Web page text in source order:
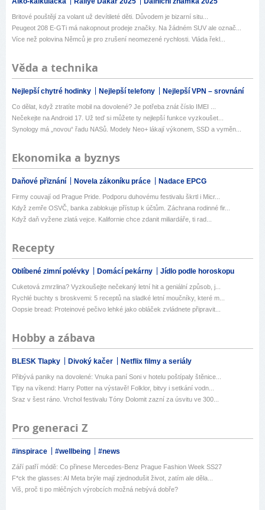
Britové pouštějí za volant už devítileté děti. Důvodem je bizarní situ...
Peugeot 208 E-GTi má nakopnout prodeje značky. Na žádném SUV ale označ...
Více než polovina Němců je pro zrušení neomezené rychlosti. Vláda řekl...
Věda a technika
Nejlepší chytré hodinky Nejlepší telefony Nejlepší VPN – srovnání
Co dělat, když ztratíte mobil na dovolené? Je potřeba znát číslo IMEI ...
Nečekejte na Android 17. Už teď si můžete ty nejlepší funkce vyzkoušet...
Synology má „novou“ řadu NASů. Modely Neo+ lákají výkonem, SSD a vyměn...
Ekonomika a byznys
Daňové přiznání Novela zákoníku práce Nadace EPCG
Firmy couvají od Prague Pride. Podporu duhovému festivalu škrtl i Micr...
Když zemře OSVČ, banka zablokuje přístup k účtům. Záchrana rodinné fir...
Když daň vyžene zlatá vejce. Kalifornie chce zdanit miliardáře, ti rad...
Recepty
Oblíbené zimní polévky Domácí pekárny Jídlo podle horoskopu
Cuketová zmrzlina? Vyzkoušejte nečekaný letní hit a geniální způsob, j...
Rychlé buchty s broskvemi: 5 receptů na sladké letní moučníky, které m...
Oopsie bread: Proteinové pečivo lehké jako obláček zvládnete připravit...
Hobby a zábava
BLESK Tlapky Divoký kačer Netflix filmy a seriály
Přibývá paniky na dovolené: Vnuka paní Soni v hotelu poštípaly štěnice...
Tipy na víkend: Harry Potter na výstavě! Folklor, bitvy i setkání vodn...
Sraz v šest ráno. Vrchol festivalu Tóny Dolomit zazní za úsvitu ve 300...
Pro generaci Z
#inspirace #wellbeing #news
Září patří módě: Co přinese Mercedes-Benz Prague Fashion Week SS27
F*ck the glasses: AI Meta brýle mají zjednodušit život, zatím ale děla...
Víš, proč ti po mléčných výrobcích možná nebývá dobře?